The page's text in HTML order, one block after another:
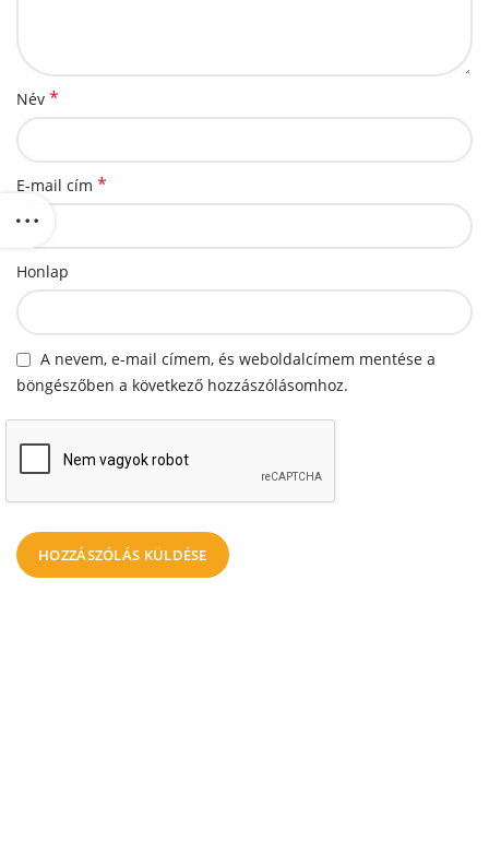
Név *
E-mail cím *
Honlap
A nevem, e-mail címem, és weboldalcímem mentése a
böngészőben a következő hozzászólásomhoz.